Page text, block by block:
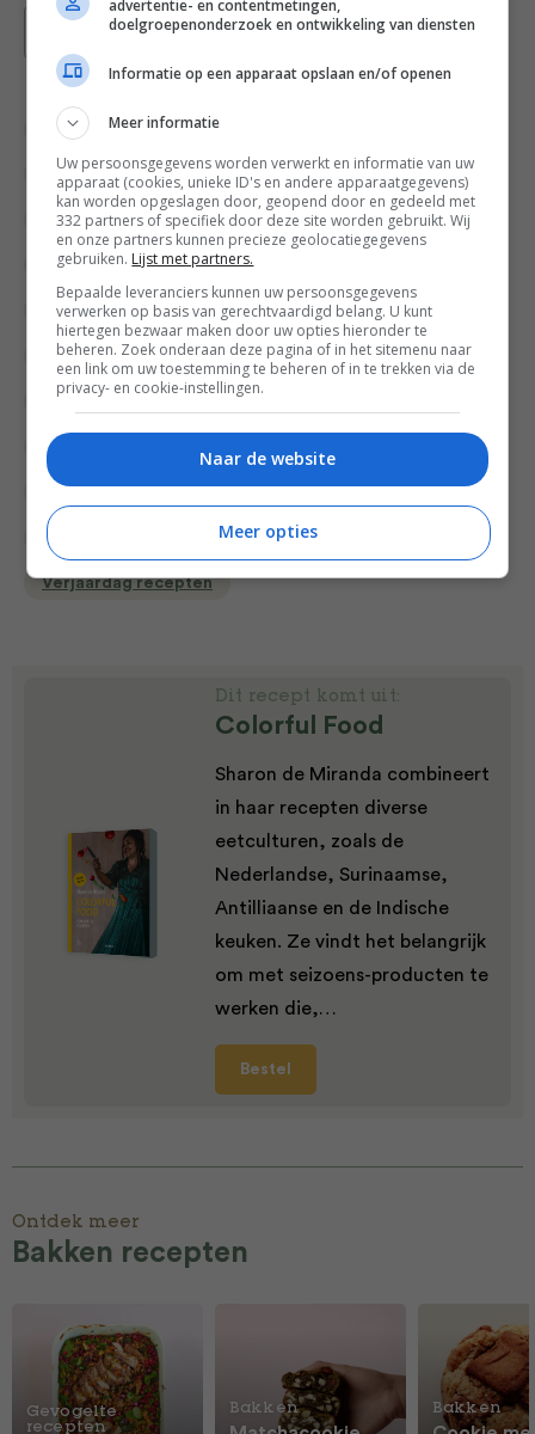
Bewaar recept
Bakken Bakrecepten
Bakrecepten voor kinderen Cake recepten
Fruit recepten Gebak recepten
Gezonde recepten voor kinderen
High tea recepten Kinderfeestje recepten
Leuke recepten voor kinderen
Makkelijke recepten
Overdag
Toetjes & ander zoets Tussendoortjes
Verjaardag recepten
Dit recept komt uit:
Colorful Food
Sharon de Miranda combineert
in haar recepten diverse
eetculturen, zoals de
Nederlandse, Surinaamse,
Antilliaanse en de Indische
keuken. Ze vindt het belangrijk
om met seizoens-producten te
werken die,…
Bestel
Ontdek meer
Bakken recepten
Gevogelte
recepten
Bakken Bakken
advertentie- en contentmetingen,
doelgroepenonderzoek en ontwikkeling van diensten
Informatie op een apparaat opslaan en/of openen
Meer informatie
Uw persoonsgegevens worden verwerkt en informatie van uw
apparaat (cookies, unieke ID's en andere apparaatgegevens)
kan worden opgeslagen door, geopend door en gedeeld met
332 partners of specifiek door deze site worden gebruikt. Wij
en onze partners kunnen precieze geolocatiegegevens
gebruiken. Lijst met partners.
Bepaalde leveranciers kunnen uw persoonsgegevens
verwerken op basis van gerechtvaardigd belang. U kunt
hiertegen bezwaar maken door uw opties hieronder te
beheren. Zoek onderaan deze pagina of in het sitemenu naar
een link om uw toestemming te beheren of in te trekken via de
privacy- en cookie-instellingen.
Naar de website
Meer opties